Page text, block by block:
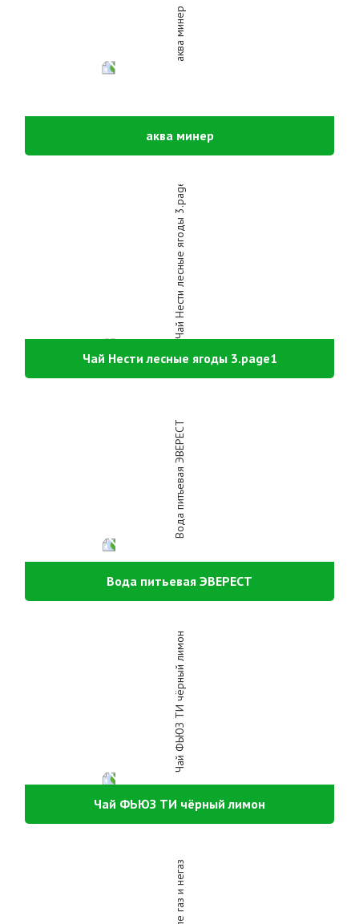
аква минер
Чай Нести лесные ягоды 3.page1
Вода питьевая ЭВЕРЕСТ
Чай ФЬЮЗ ТИ чёрный лимон